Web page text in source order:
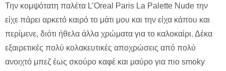
Την κομψότατη παλέτα L’Oreal Paris La Palette Nude την
είχε πάρει αρκετό καιρό το μάτι μου και την είχα κάπου και
περίμενε, διότι ήθελα άλλα χρώματα για το καλοκαίρι. Δέκα
εξαιρετικές πολύ κολακευτικές αποχρώσεις από πολύ
ανοιχτό μπεζ έως σκούρο καφέ και μαύρο για πιο smoky